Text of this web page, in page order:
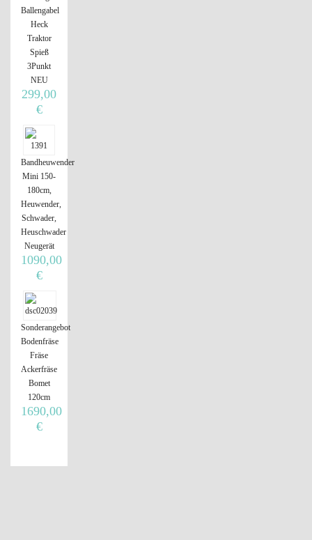
Ballengabel
Heck
Traktor
Spieß
3Punkt
NEU
299,00
€
Bandheuwender
Mini 150-
180cm,
Heuwender,
Schwader,
Heuschwader
Neugerät
1090,00
€
Sonderangebot
Bodenfräse
Fräse
Ackerfräse
Bomet
120cm
1690,00
€